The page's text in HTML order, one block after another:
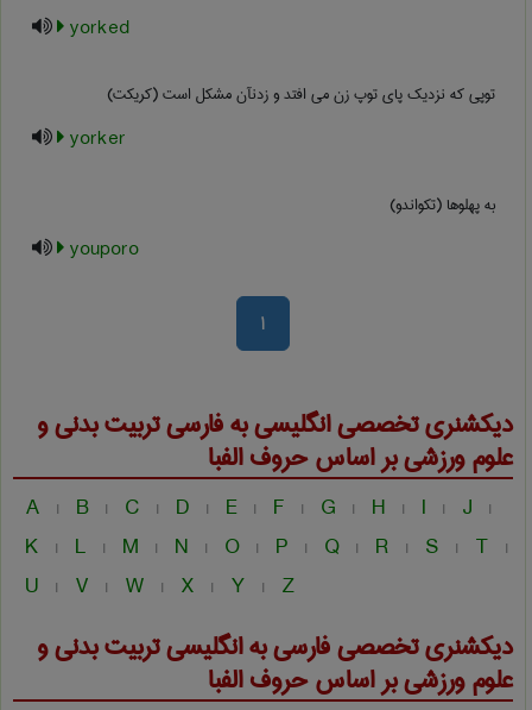
yorked
توپی که نزدیک پای توپ زن می افتد و زدنآن مشکل است (کریکت)
yorker
به پهلوها (تکواندو)
youporo
1
دیکشنری تخصصی انگلیسی به فارسیتربيت بدنی و
علوم ورزشیبر اساس حروف الفبا
A | B | C | D | E | F | G | H | I | J |
K | L | M | N | O | P | Q | R | S | T |
U | V | W | X | Y | Z
دیکشنری تخصصی فارسی به انگلیسیتربيت بدنی و
علوم ورزشیبر اساس حروف الفبا